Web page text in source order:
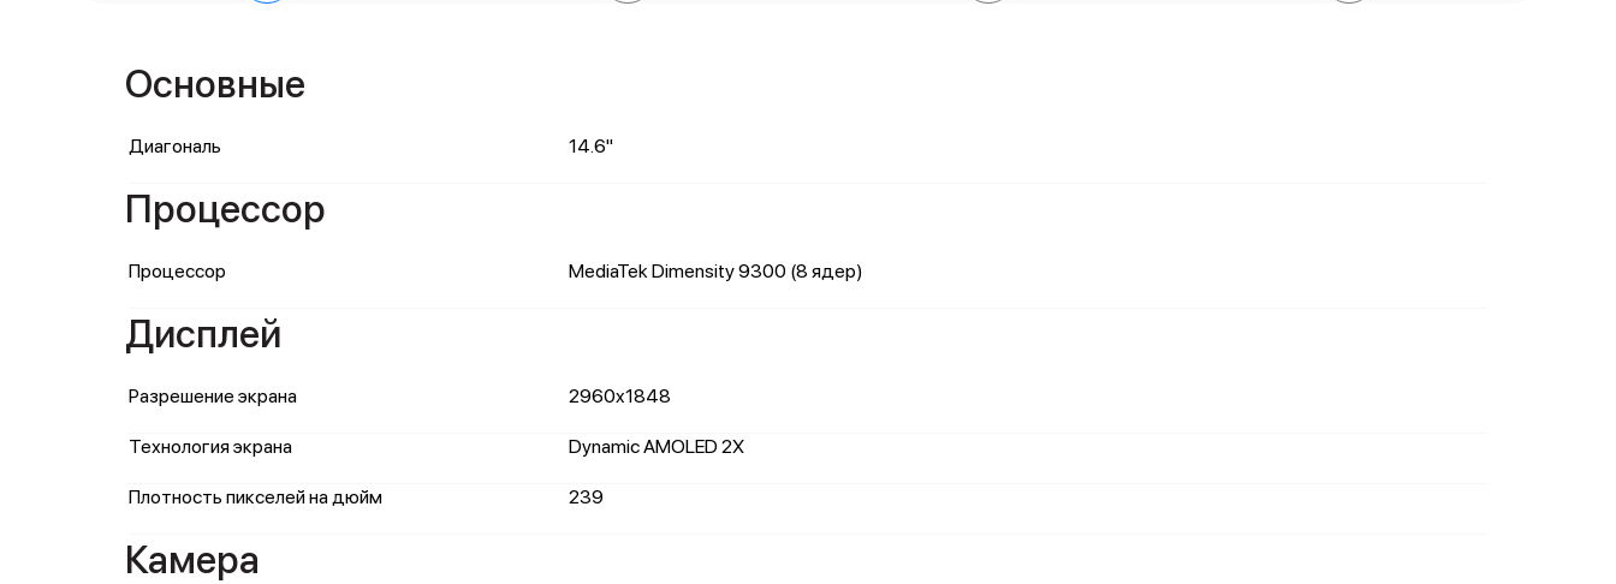
Основные
Диагональ 14.6"
Процессор
Процессор MediaTek Dimensity 9300 (8 ядер)
Дисплей
Разрешение экрана 2960x1848
Технология экрана Dynamic AMOLED 2X
Плотность пикселей на дюйм 239
Камера